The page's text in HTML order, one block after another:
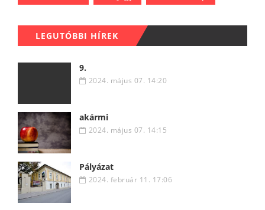
LEGUTÓBBI HÍREK
9.
2024. május 07. 14:20
akármi
2024. május 07. 14:15
Pályázat
2024. február 11. 17:06